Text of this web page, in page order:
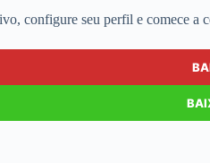
configure seu perfil e comece a